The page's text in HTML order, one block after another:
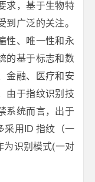
求，基于生物特
广泛的关注。
性、唯一性和永
的基于标志和数
金融、医疗和安
由于指纹识别技
系统而言，出于
采用ID 指纹（一
为识别模式(一对